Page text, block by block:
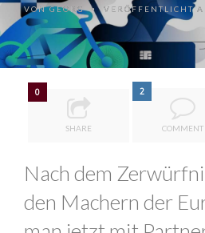
VONGEORG • VERÖFFENTLICHT
0
SHARE
2
COMMENT
Nach dem
den Machern der